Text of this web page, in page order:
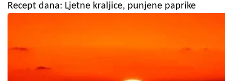
Recept dana: Ljetne kraljice, punjene paprike